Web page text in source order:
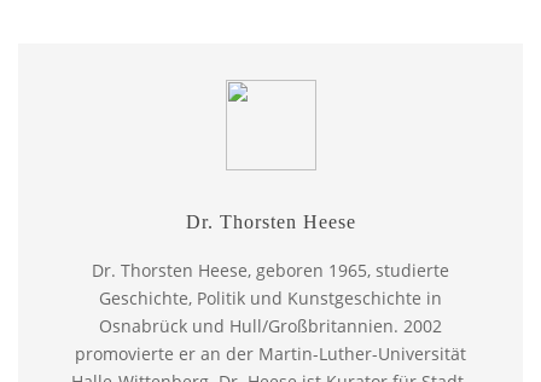
Dr. Thorsten Heese
Dr. Thorsten Heese, geboren 1965, studierte
Geschichte, Politik und Kunstgeschichte in
Osnabrück und Hull/Großbritannien. 2002
promovierte er an der Martin-Luther-Universität